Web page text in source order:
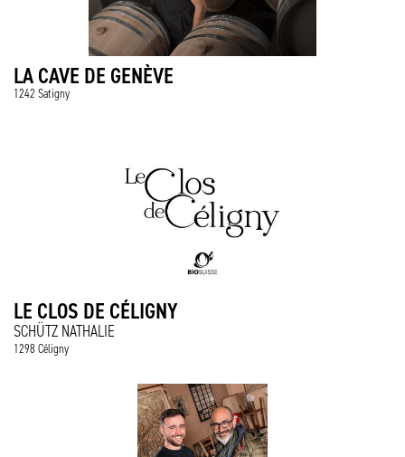
LA CAVE DE GENÈVE
1242 Satigny
LE CLOS DE CÉLIGNY
SCHÜTZ NATHALIE
1298 Céligny